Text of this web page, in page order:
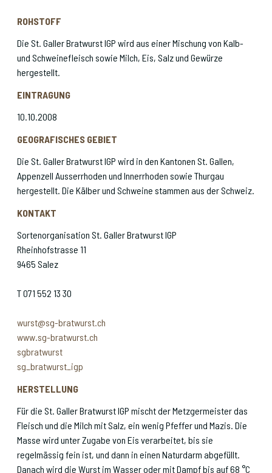
ROHSTOFF
Die St. Galler Bratwurst IGP wird aus einer Mischung von Kalb-
und Schweinefleisch sowie Milch, Eis, Salz und Gewürze
hergestellt.
EINTRAGUNG
10.10.2008
GEOGRAFISCHES GEBIET
Die St. Galler Bratwurst IGP wird in den Kantonen St. Gallen,
Appenzell Ausserrhoden und Innerrhoden sowie Thurgau
hergestellt. Die Kälber und Schweine stammen aus der Schweiz.
KONTAKT
Sortenorganisation St. Galler Bratwurst IGP
Rheinhofstrasse 11
9465 Salez
T 071 552 13 30
wurst@sg-bratwurst.ch
www.sg-bratwurst.ch
sgbratwurst
sg_bratwurst_igp
HERSTELLUNG
Für die St. Galler Bratwurst IGP mischt der Metzgermeister das
Fleisch und die Milch mit Salz, ein wenig Pfeffer und Mazis. Die
Masse wird unter Zugabe von Eis verarbeitet, bis sie
regelmässig fein ist, und dann in einen Naturdarm abgefüllt.
Danach wird die Wurst im Wasser oder mit Dampf bis auf 68 °C